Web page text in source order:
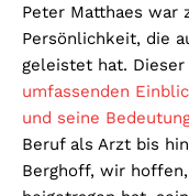
Peter Matthaes war
Persönlichkeit, die
geleistet hat.
umfassenden
und seine
Beruf als Arzt bis
Berghoff, wir